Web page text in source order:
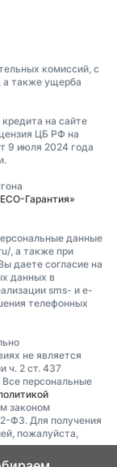
комиссий, с
а также ущерба
на сайте
ЦБ РФ на
9 июля 2024 года
Гарантия»
данные
, а также при
даете согласие на
данных в
sms- и e-
телефонных
не является
ч. 2 ст. 437
персональные
законом
ФЗ. Для получения
пожалуйста,